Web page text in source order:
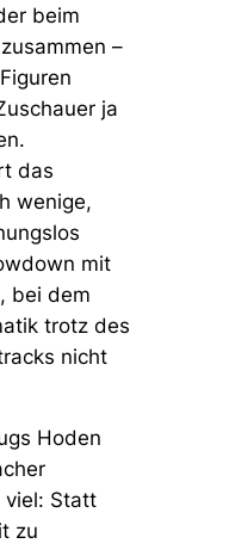
beim
–
ja
das
wenige,
mit
bei dem
trotz des
nicht
Hoden
viel: Statt
zu